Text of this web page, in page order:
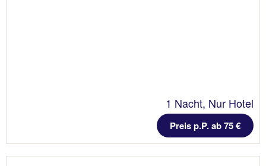
1 Nacht, Nur Hotel
Preis p.P. ab 75 €